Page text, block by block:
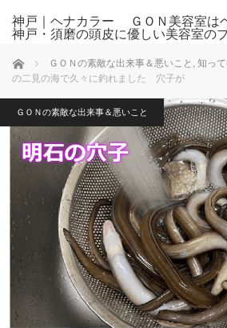
神戸｜ヘナカラー ＧＯＮ美容室は
神戸・須磨の頭皮に優しい美容室の
ホーム ＧＯＮの素敵な出来事＆悪いこと , 知っ
の二見の海で久々に釣れました 穴子が
ＧＯＮの素敵な出来事＆悪いこと